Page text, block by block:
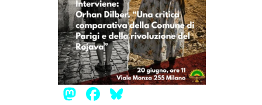
ARTE
CINEMA
MANIFESTI
MUSICA
RECENSIONI
Mastodon
Facebook